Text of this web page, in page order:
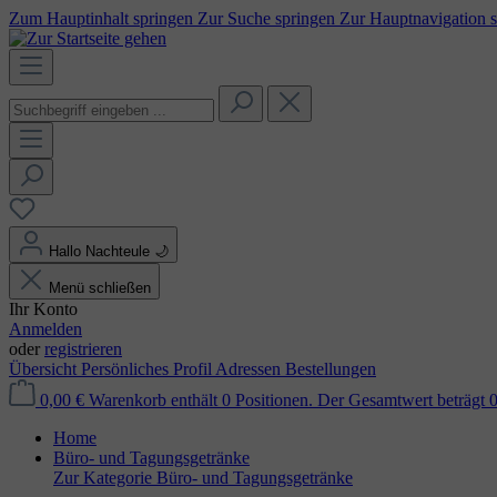
Zum Hauptinhalt springen Zur Suche springen Zur Hauptnavigation
Hallo Nachteule 🌙
Menü schließen
Ihr Konto
Anmelden
oder registrieren
Übersicht Persönliches Profil Adressen Bestellungen
0,00 € Warenkorb enthält 0 Positionen. Der Gesamtwert beträgt
Home
Büro- und Tagungsgetränke
Zur Kategorie Büro- und Tagungsgetränke